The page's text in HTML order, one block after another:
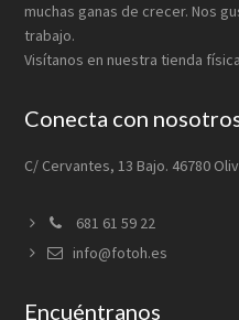
muchas ganas de crecer. Nos
trabajo.
Visítanos en nuestra tienda
Conecta con
C/ Cervantes, 13 Bajo. 46780
681 61 59 22
info@fotoh.es
Encuéntranos